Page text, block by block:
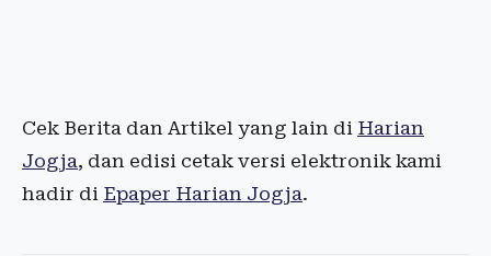
Cek Berita dan Artikel yang lain di Harian
Jogja, dan edisi cetak versi elektronik kami
hadir di Epaper Harian Jogja.